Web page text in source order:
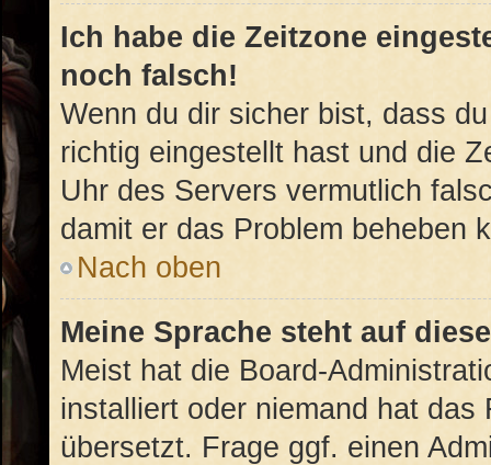
Ich habe die Zeitzone
noch falsch!
Wenn du dir sicher bist, dass
richtig eingestellt hast und die
Uhr des Servers vermutlich
damit er das Problem beheben
Nach oben
Meine Sprache steht auf
Meist hat die Board-
installiert oder niemand hat
übersetzt. Frage ggf. einen